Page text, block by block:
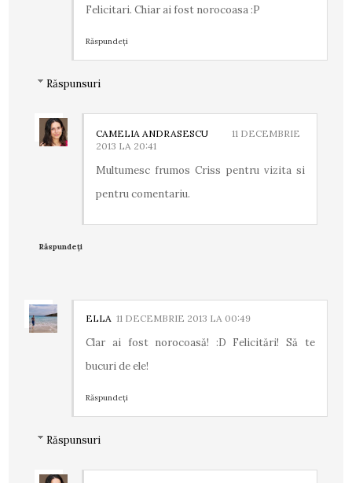
Felicitari. Chiar ai fost norocoasa :P
Răspundeți
Răspunsuri
CAMELIA ANDRASESCU
11 DECEMBRIE
2013 LA 20:41
Multumesc frumos Criss pentru vizita si
pentru comentariu.
Răspundeți
ELLA 11 DECEMBRIE 2013 LA 00:49
Clar ai fost norocoasă! :D Felicitări! Să te
bucuri de ele!
Răspundeți
Răspunsuri